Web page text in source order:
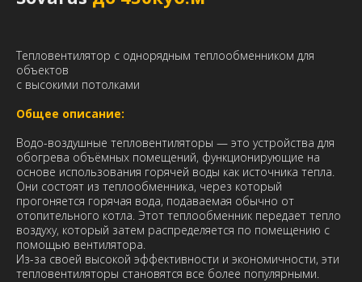
Тепловентилятор с однорядным теплообменником для
объектов
с высокими потолками
Общее описание:
Водо-воздушные тепловентиляторы — это устройства для
обогрева объёмных помещений, функционирующие на
основе использования горячей воды как источника тепла.
Они состоят из теплообменника, через который
прогоняется горячая вода, подаваемая обычно от
отопительного котла. Этот теплообменник передает тепло
воздуху, который затем распределяется по помещению с
помощью вентилятора.
Из-за своей высокой эффективности и экономичности, эти
тепловентиляторы становятся все более популярными.